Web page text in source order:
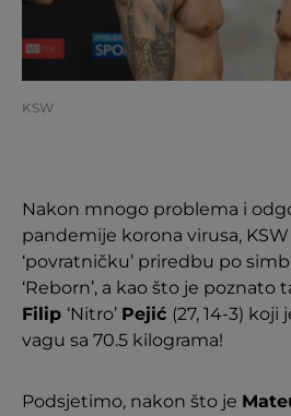
KSW
Nakon mnogo problema i
pandemije korona virusa,
‘povratničku’ priredbu po
‘Reborn’, a kao što je poznato
Filip ‘Nitro’ Pejić (27, 14-3)
vagu sa 70.5 kilograma!
Podsjetimo, nakon što je